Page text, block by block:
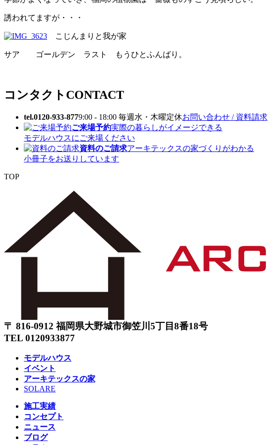
誘われてますが・・・
こじんまりと我が家
サア ゴールデン ラスト もうひとふんばり。
コンタクト CONTACT
tel.0120-933-8779:00 - 18:00 毎週水・木曜定休お問い合わせ / 資料請求
ご来場予約実際の暮らしがイメージできる
モデルハウスにご来場ください
資料のご請求アーキテックスの家づくりがわかる
小冊子をお送りしています
TOP
〒 816-0912 福岡県大野城市御笠川5丁目8番18号
TEL 0120933877
モデルハウス
イベント
アーキテックスの家
SOLARE
施工実績
コンセプト
ニュース
ブログ